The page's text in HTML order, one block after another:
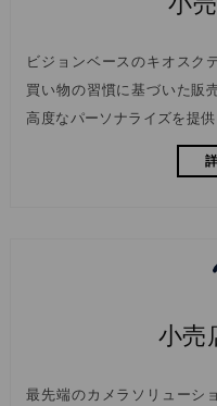
ビジョンベースのキオスク
買い物の習慣に基づいた販
高度なパーソナライズを提供
小売
最先端のカメラソリューシ